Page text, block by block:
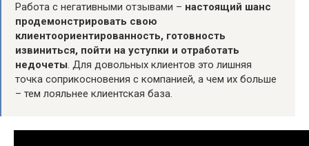
Работа с негативными отзывами – настоящий шанс
продемонстрировать свою
клиентоориентированность, готовность
извиниться, пойти на уступки и отработать
недочеты. Для довольных клиентов это лишняя
точка соприкосновения с компанией, а чем их больше
– тем лояльнее клиентская база.